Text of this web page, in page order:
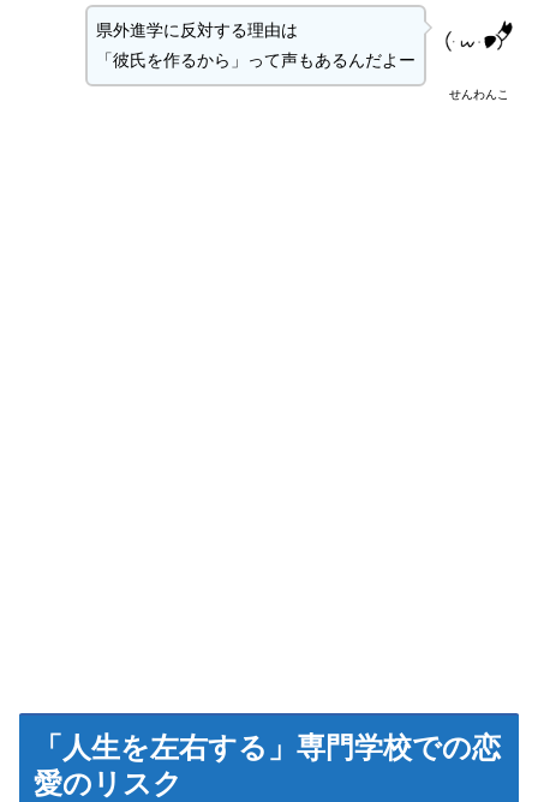
せんわんこ
県外進学に反対する理由は
「彼氏を作るから」って声もあるんだよー
「人生を左右する」専門学校での恋
愛のリスク